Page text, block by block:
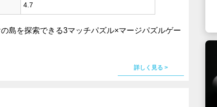
4.7
島を探索できる3マッチパズル×マージパズルゲー
詳しく見る >